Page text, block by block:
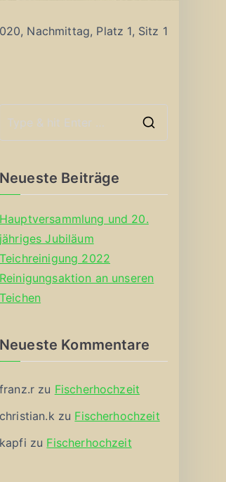
Nachmittag, Platz 1, Sitz 1
Neueste Beiträge
Hauptversammlung und 20.
jähriges Jubiläum
Teichreinigung 2022
Reinigungsaktion an unseren
Teichen
Neueste Kommentare
franz.r zu Fischerhochzeit
christian.k zu Fischerhochzeit
kapfi zu Fischerhochzeit